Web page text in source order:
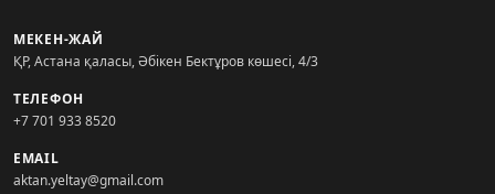
МЕКЕН-ЖАЙ
ҚР, Астана қаласы, Әбікен Бектұров көшесі, 4/3
ТЕЛЕФОН
+7 701 933 8520
EMAIL
aktan.yeltay@gmail.com